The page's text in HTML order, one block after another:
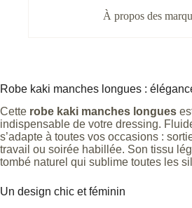
À propos des
Robe kaki manches longues :
Cette robe kaki manches longues
indispensable de votre dressing.
s’adapte à toutes vos occasions :
travail ou soirée habillée. Son tissu
tombé naturel qui sublime toutes les
Un design chic et féminin